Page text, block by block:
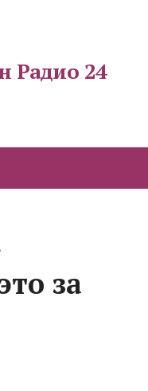
Радио 24
за